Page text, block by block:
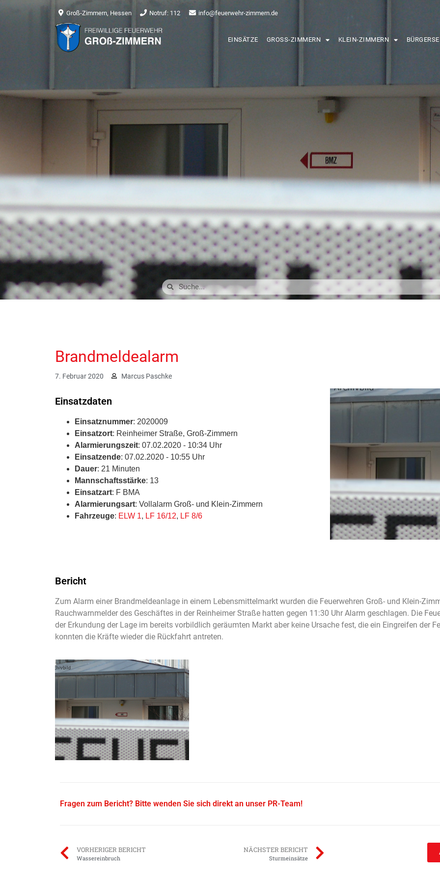
Groß-Zimmern, Hessen Notruf: 112 info@feuerwehr-zimmern.de
EINSÄTZE GROSS-ZIMMERN KLEIN-ZIMMERN
Brandmeldealarm
7. Februar 2020 Marcus Paschke
Einsatzdaten
Einsatznummer: 2020009
Einsatzort: Reinheimer Straße, Groß-Zimmern
Alarmierungszeit: 07.02.2020 - 10:34 Uhr
Einsatzende: 07.02.2020 - 10:55 Uhr
Dauer: 21 Minuten
Mannschaftsstärke: 13
Einsatzart: F BMA
Alarmierungsart: Vollalarm Groß- und Klein-Zimmern
Fahrzeuge: ELW 1, LF 16/12, LF 8/6
Bericht
Zum Alarm einer Brandmeldeanlage in einem Lebensmittelmarkt wurden die Feuerwehren Groß- und Klein-
Rauchwarnmelder des Geschäftes in der Reinheimer Straße hatten gegen 11:30 Uhr Alarm geschlagen. Die
der Erkundung der Lage im bereits vorbildlich geräumten Markt aber keine Ursache fest, die ein Eingreifen der
konnten die Kräfte wieder die Rückfahrt antreten.
Fragen zum Bericht? Bitte wenden Sie sich direkt an unser PR-Team!
VORHERIGER BERICHT
Wassereinbruch
NÄCHSTER BERICHT
Sturmeinsätze